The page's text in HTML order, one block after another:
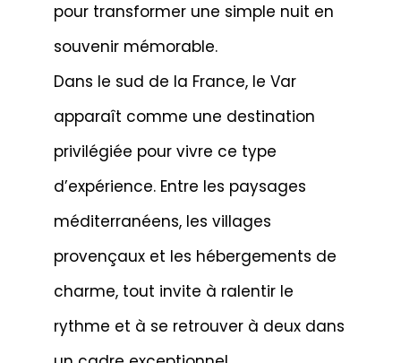
pour transformer une simple nuit en
souvenir mémorable.
Dans le sud de la France, le Var
apparaît comme une destination
privilégiée pour vivre ce type
d’expérience. Entre les paysages
méditerranéens, les villages
provençaux et les hébergements de
charme, tout invite à ralentir le
rythme et à se retrouver à deux dans